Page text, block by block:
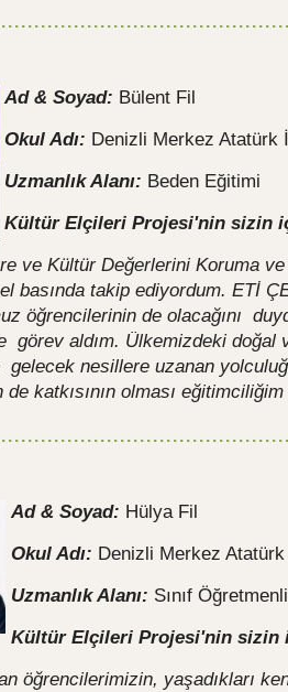
Ad & Soyad: Bülent Fil
Okul Adı: Denizli Merkez Atatürk
Uzmanlık Alanı: Beden Eğitimi
Kültür Elçileri Projesi'nin sizin
ve Kültür Değerlerini Koruma ve
basında takip ediyordum. ETİ
öğrencilerinin de olacağını
görev aldım. Ülkemizdeki doğal
gelecek nesillere uzanan
katkısının olması
Ad & Soyad: Hülya Fil
Okul Adı: Denizli Merkez
Uzmanlık Alanı: Sınıf
Kültür Elçileri Projesi'nin sizin
öğrencilerimizin, yaşadıkları